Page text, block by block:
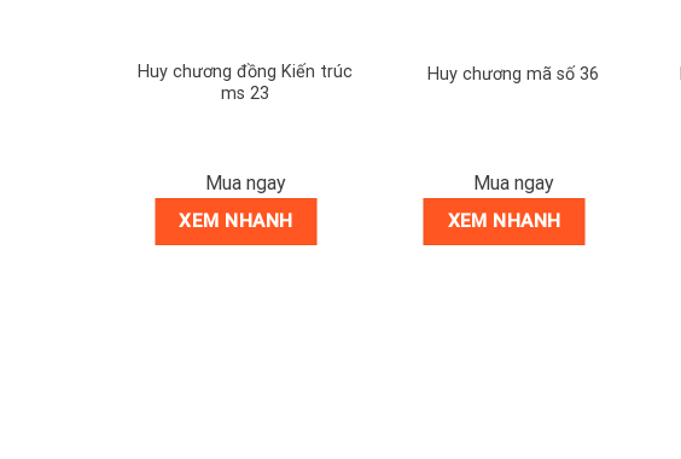
Huy chương đồng Kiến trúc
ms 23
Mua ngay
XEM NHANH
Huy chương mã số 36
Mua ngay
XEM NHANH